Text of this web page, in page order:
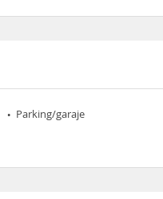
Parking/garaje